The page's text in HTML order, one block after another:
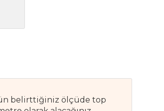
belirttiğiniz ölçüde top